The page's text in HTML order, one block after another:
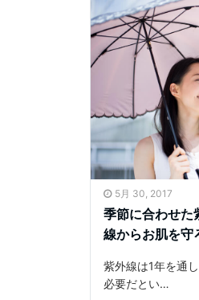
5月 30, 2017
季節に合わせ
線からお肌を守
紫外線は1年を通
必要だとい…